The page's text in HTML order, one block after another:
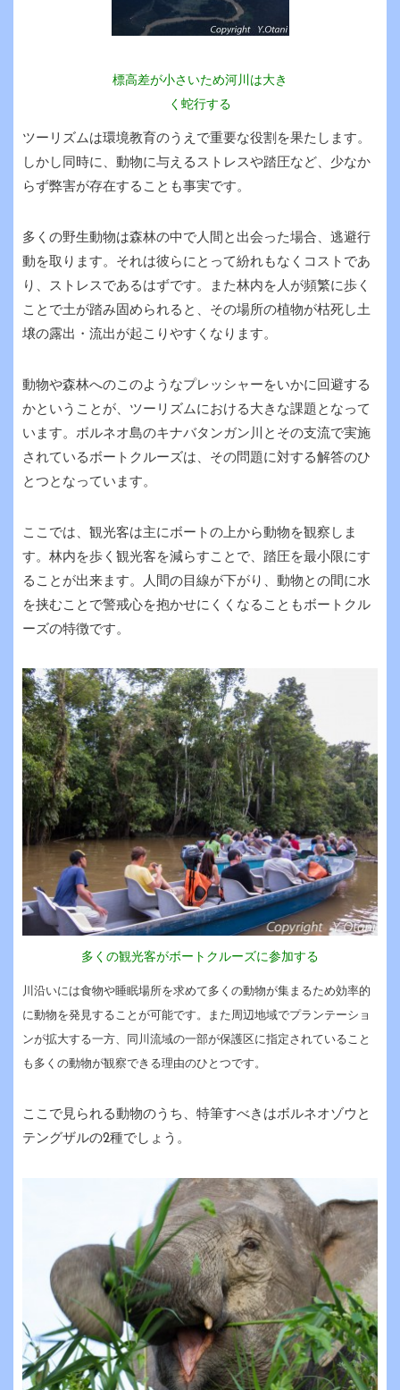
標高差が小さいため河川は大き
く蛇行する
ツーリズムは環境教育のうえで重要な役割を果たします。
しかし同時に、動物に与えるストレスや踏圧など、少なか
らず弊害が存在することも事実です。
多くの野生動物は森林の中で人間と出会った場合、逃避行
動を取ります。それは彼らにとって紛れもなくコストであ
り、ストレスであるはずです。また林内を人が頻繁に歩く
ことで土が踏み固められると、その場所の植物が枯死し土
壌の露出・流出が起こりやすくなります。
動物や森林へのこのようなプレッシャーをいかに回避する
かということが、ツーリズムにおける大きな課題となって
います。ボルネオ島のキナバタンガン川とその支流で実施
されているボートクルーズは、その問題に対する解答のひ
とつとなっています。
ここでは、観光客は主にボートの上から動物を観察しま
す。林内を歩く観光客を減らすことで、踏圧を最小限にす
ることが出来ます。人間の目線が下がり、動物との間に水
を挟むことで警戒心を抱かせにくくなることもボートクル
ーズの特徴です。
多くの観光客がボートクルーズに参加する
川沿いには食物や睡眠場所を求めて多くの動物が集まるため効率的
に動物を発見することが可能です。また周辺地域でプランテーショ
ンが拡大する一方、同川流域の一部が保護区に指定されていること
も多くの動物が観察できる理由のひとつです。
ここで見られる動物のうち、特筆すべきはボルネオゾウと
テングザルの2種でしょう。